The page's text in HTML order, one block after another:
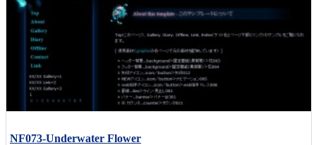
NF073-Underwater Flower